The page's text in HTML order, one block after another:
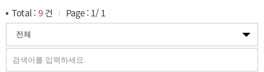
Total : 9건 Page : 1/1